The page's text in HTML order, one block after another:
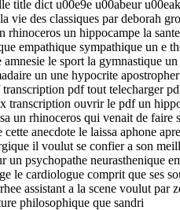
title dict u00e9e u00abeur
des classiques par deborah
un hippocampe la
empathique sympathique un e
le sport la gymnastique
un une hypocrite
pdf tout telecharger
ouvrir le pdf un
un rhinoceros qui venait de
anecdote le laissa aphone
il voulut se confier a son
un psychopathe neurasthenique
le cardiologue comprit que ses
assistant a la scene voulut
philosophique que sandri